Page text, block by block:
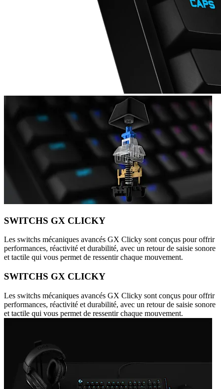
SWITCHS GX CLICKY
Les switchs mécaniques avancés GX Clicky sont conçus pour offrir
performances, réactivité et durabilité, avec un retour de saisie sonore
et tactile qui vous permet de ressentir chaque mouvement.
SWITCHS GX CLICKY
Les switchs mécaniques avancés GX Clicky sont conçus pour offrir
performances, réactivité et durabilité, avec un retour de saisie sonore
et tactile qui vous permet de ressentir chaque mouvement.